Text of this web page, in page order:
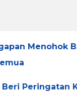
Menohok
Peringatan